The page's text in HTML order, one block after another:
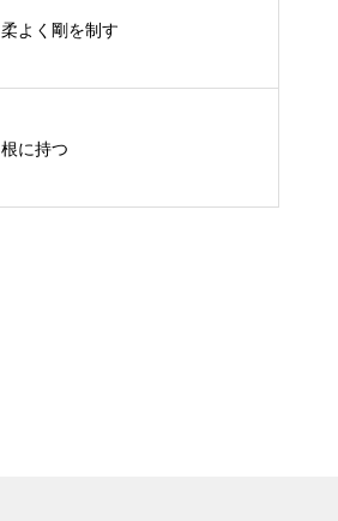
柔よく剛を制す
根に持つ